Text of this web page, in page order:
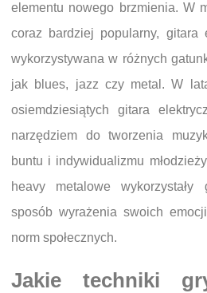
elementu nowego brzmienia. W
coraz bardziej popularny, gitara
wykorzystywana w różnych
jak blues, jazz czy metal. W
osiemdziesiątych gitara
narzędziem do tworzenia
buntu i indywidualizmu
heavy metalowe
sposób wyrażenia swoich
norm społecznych.
Jakie techniki